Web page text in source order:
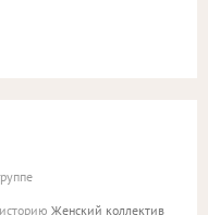
Женский коллектив